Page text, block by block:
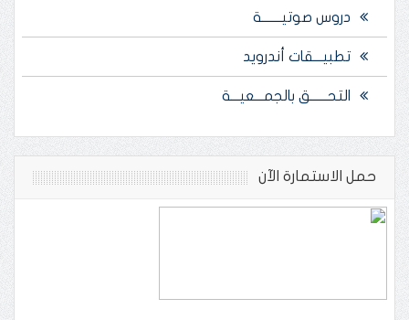
دروس صوتيـــــــة
تطبيـــقات أندرويد
التحــــــق بالجمـــعيـــة
حمل الاستمارة الآن